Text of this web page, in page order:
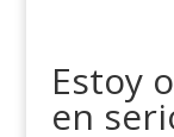
Estoy
en